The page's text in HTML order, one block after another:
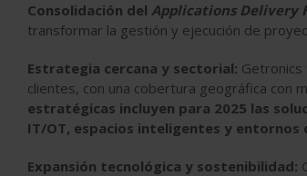
Consolidación del Applications Delivery
transformar la gestión y ejecución de
Estrategia cercana y sectorial:
clientes, con una cobertura geográfica con
estratégicas incluyen para 2025 las
IT/OT, espacios inteligentes y
Expansión tecnológica y sostenibilidad: